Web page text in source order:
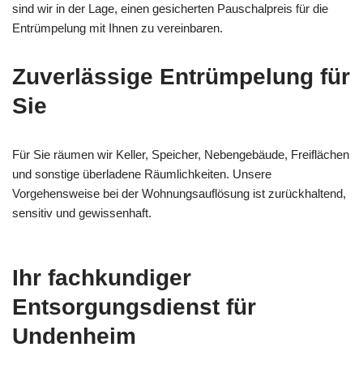
sind wir in der Lage, einen gesicherten Pauschalpreis für die
Entrümpelung mit Ihnen zu vereinbaren.
Zuverlässige Entrümpelung für
Sie
Für Sie räumen wir Keller, Speicher, Nebengebäude, Freiflächen
und sonstige überladene Räumlichkeiten. Unsere
Vorgehensweise bei der Wohnungsauflösung ist zurückhaltend,
sensitiv und gewissenhaft.
Ihr fachkundiger
Entsorgungsdienst für
Undenheim